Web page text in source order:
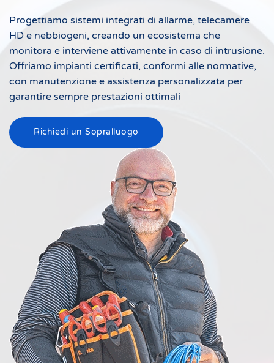
Progettiamo sistemi integrati di allarme, telecamere
HD e nebbiogeni, creando un ecosistema che
monitora e interviene attivamente in caso di intrusione.
Offriamo impianti certificati, conformi alle normative,
con manutenzione e assistenza personalizzata per
garantire sempre prestazioni ottimali
Richiedi un Sopralluogo